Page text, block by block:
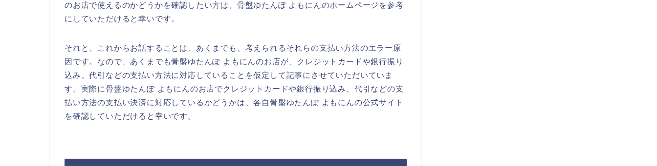
のお店で使えるのかどうかを確認したい方は、骨盤ゆたんぽ よもにんのホームページを参考
にしていただけると幸いです。
それと、これからお話することは、あくまでも、考えられるそれらの支払い方法のエラー原
因です。なので、あくまでも骨盤ゆたんぽ よもにんのお店が、クレジットカードや銀行振り
込み、代引などの支払い方法に対応していることを仮定して記事にさせていただいていま
す。実際に骨盤ゆたんぽ よもにんのお店でクレジットカードや銀行振り込み、代引などの支
払い方法の支払い決済に対応しているかどうかは、各自骨盤ゆたんぽ よもにんの公式サイト
を確認していただけると幸いです。